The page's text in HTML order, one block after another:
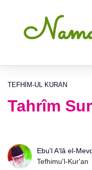
TEFHIM-UL KURAN
Tahrîm
Ebu'l A'lâ el-
Tefhimu'l-Kur'an